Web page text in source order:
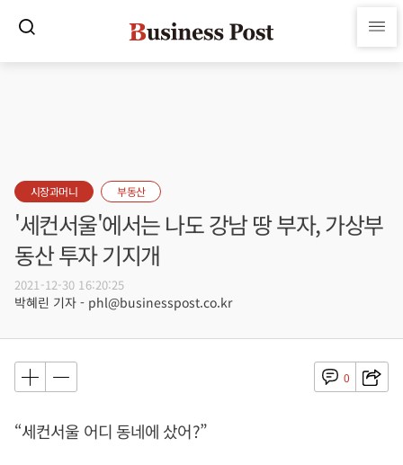
시장과머니 부동산
'세컨서울'에서는 나도 강남 땅 부자, 가상부
동산 투자 기지개
2021-12-30 16:20:25
박혜린 기자 - phl@businesspost.co.kr
0
“세컨서울 어디 동네에 샀어?”